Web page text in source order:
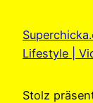
Lifestyle |
Stolz